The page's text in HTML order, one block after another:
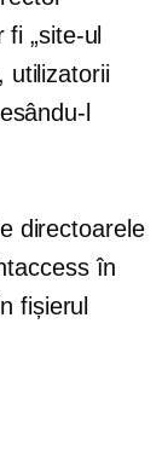
„site-ul
utilizatorii
l
directoarele
în
fișierul